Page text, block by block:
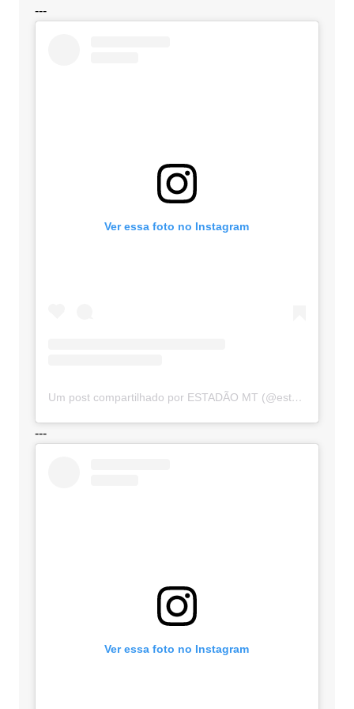
---
Ver essa foto no Instagram
Um post compartilhado por ESTADÃO MT (@estadaomt)
---
Ver essa foto no Instagram